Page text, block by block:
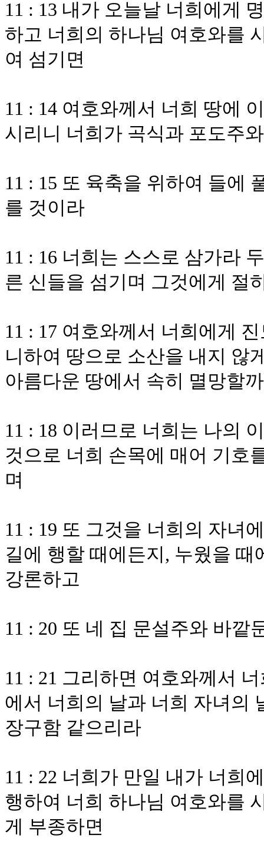
11 : 13 내가 오늘날 너희에게
하고 너희의 하나님 여호와를
여 섬기면
11 : 14 여호와께서 너희 땅에
시리니 너희가 곡식과 포도주
11 : 15 또 육축을 위하여 들에
를 것이라
11 : 16 너희는 스스로 삼가라
른 신들을 섬기며 그것에게 절
11 : 17 여호와께서 너희에게
니하여 땅으로 소산을 내지 않
아름다운 땅에서 속히 멸망할
11 : 18 이러므로 너희는 나의
것으로 너희 손목에 매어 기호
며
11 : 19 또 그것을 너희의 자녀
길에 행할 때에든지, 누웠을
강론하고
11 : 20 또 네 집 문설주와 바깥
11 : 21 그리하면 여호와께서
에서 너희의 날과 너희 자녀의
장구함 같으리라
11 : 22 너희가 만일 내가 너희
행하여 너희 하나님 여호와를
게 부종하면